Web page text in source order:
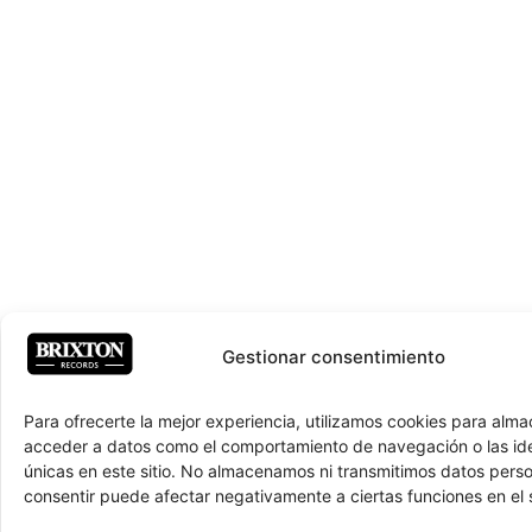
Gestionar consentimiento
Para ofrecerte la mejor experiencia, utilizamos cookies para
acceder a datos como el comportamiento de navegación o las
únicas en este sitio. No almacenamos ni transmitimos datos
consentir puede afectar negativamente a ciertas funciones en el